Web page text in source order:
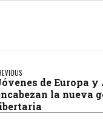
de Europa y
la nueva